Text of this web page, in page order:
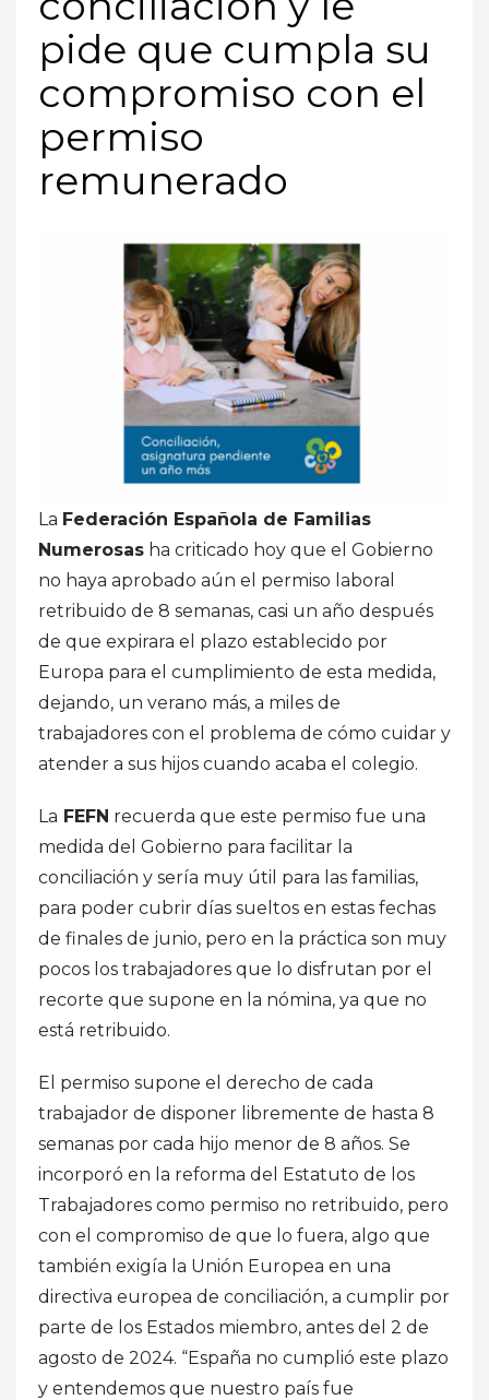
pide que cumpla su
compromiso con el
permiso
remunerado
La Federación Española de Familias
Numerosas ha criticado hoy que el Gobierno
no haya aprobado aún el permiso laboral
retribuido de 8 semanas, casi un año después
de que expirara el plazo establecido por
Europa para el cumplimiento de esta medida,
dejando, un verano más, a miles de
trabajadores con el problema de cómo cuidar y
atender a sus hijos cuando acaba el colegio.
La FEFN recuerda que este permiso fue una
medida del Gobierno para facilitar la
conciliación y sería muy útil para las familias,
para poder cubrir días sueltos en estas fechas
de finales de junio, pero en la práctica son muy
pocos los trabajadores que lo disfrutan por el
recorte que supone en la nómina, ya que no
está retribuido.
El permiso supone el derecho de cada
trabajador de disponer libremente de hasta 8
semanas por cada hijo menor de 8 años. Se
incorporó en la reforma del Estatuto de los
Trabajadores como permiso no retribuido, pero
con el compromiso de que lo fuera, algo que
también exigía la Unión Europea en una
directiva europea de conciliación, a cumplir por
parte de los Estados miembro, antes del 2 de
agosto de 2024. “España no cumplió este plazo
y entendemos que nuestro país fue